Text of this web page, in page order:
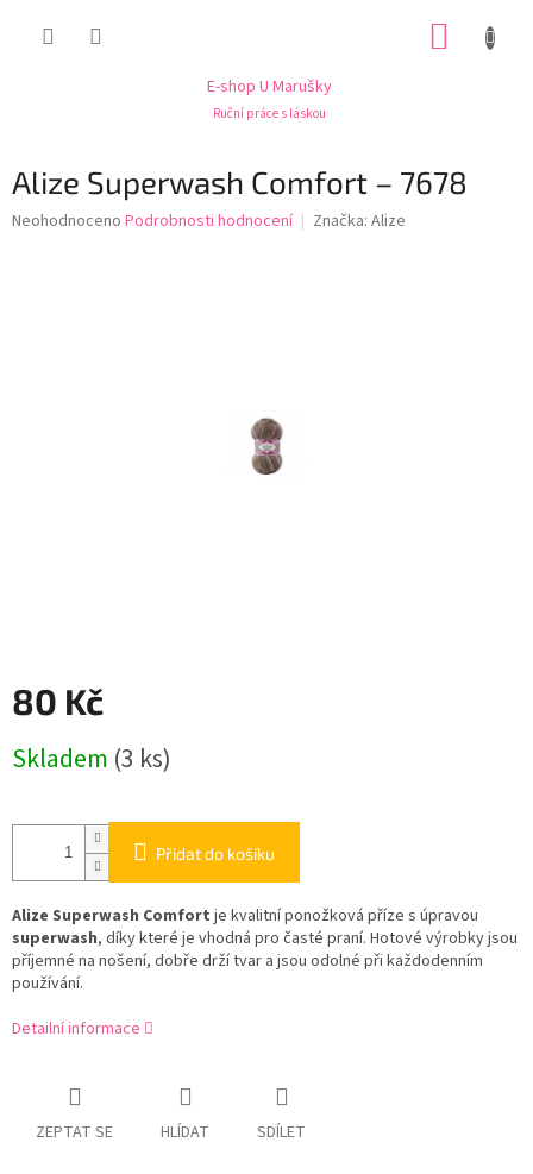
E-shop U Marušky
Ruční práce s láskou
Alize Superwash Comfort – 7678
Průměrné
Neohodnoceno Podrobnosti hodnocení Značka: Alize
80 Kč
cena:
Skladem (3 ks)
Přidat do košíku
Alize Superwash Comfort je kvalitní ponožková příze s úpravou
superwash, díky které je vhodná pro časté praní. Hotové výrobky jsou
příjemné na nošení, dobře drží tvar a jsou odolné při každodenním
používání.
Detailní informace
ZEPTAT SE HLÍDAT SDÍLET